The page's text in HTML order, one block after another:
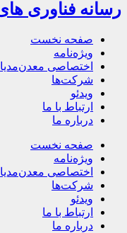
رسانه فناوری
صفحه نخست
ویژه‌نامه
اختصاصی معدن‌مدیا
شرکت‌ها
ویدئو
ارتباط با ما
درباره ما
صفحه نخست
ویژه‌نامه
اختصاصی معدن‌مدیا
شرکت‌ها
ویدئو
ارتباط با ما
درباره ما